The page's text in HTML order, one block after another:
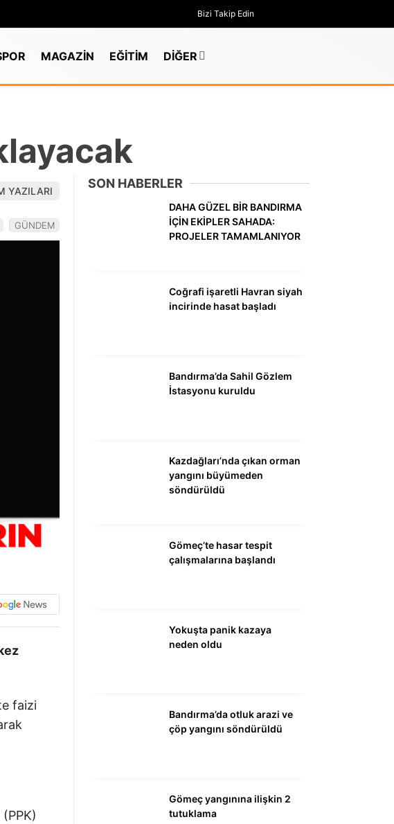
GÜNDEM
DÜNYA
EKONOMİ
SPOR
EĞİTİM
DİĞER
Bizi Takip Edin
MAGAZİN EĞİTİM DİĞER
YAZILARI
GÜNDEM
faizi
SON HABERLER
DAHA GÜZEL BİR BANDIRMA
İÇİN EKİPLER SAHADA:
PROJELER TAMAMLANIYOR
Coğrafi işaretli Havran siyah
incirinde hasat başladı
Bandırma’da Sahil Gözlem
İstasyonu kuruldu
Kazdağları’nda çıkan orman
yangını büyümeden
söndürüldü
Gömeç’te hasar tespit
çalışmalarına başlandı
Yokuşta panik kazaya
neden oldu
Bandırma’da otluk arazi ve
çöp yangını söndürüldü
Gömeç yangınına ilişkin 2
tutuklama